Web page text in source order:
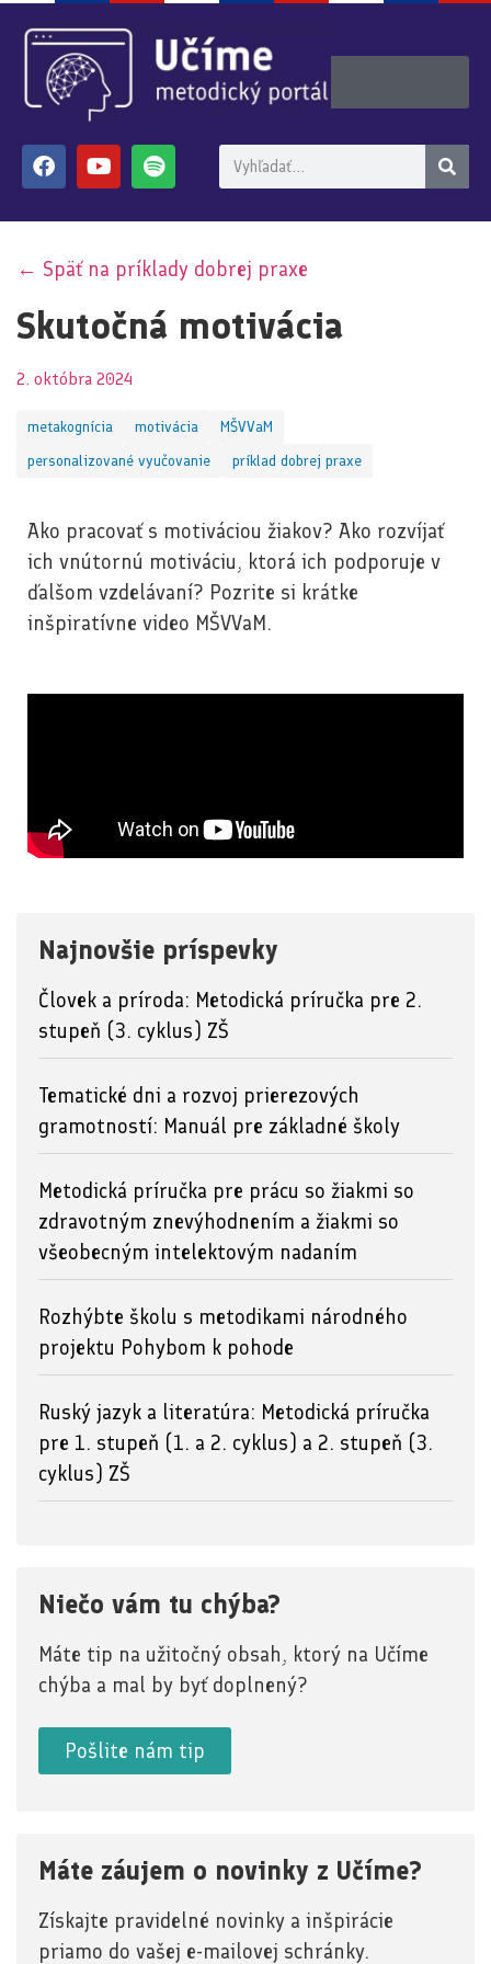
← Späť na príklady dobrej praxe
Skutočná motivácia
2. októbra 2024
metakognícia motivácia
MŠVVaM
personalizované vyučovanie
príklad dobrej praxe
Ako pracovať s motiváciou žiakov? Ako rozvíjať
ich vnútornú motiváciu, ktorá ich podporuje v
ďalšom vzdelávaní? Pozrite si krátke
inšpiratívne video MŠVVaM.
Najnovšie príspevky
Človek a príroda: Metodická príručka pre 2.
stupeň (3. cyklus) ZŠ
Tematické dni a rozvoj prierezových
gramotností: Manuál pre základné školy
Metodická príručka pre prácu so žiakmi so
zdravotným znevýhodnením a žiakmi so
všeobecným intelektovým nadaním
Rozhýbte školu s metodikami národného
projektu Pohybom k pohode
Ruský jazyk a literatúra: Metodická príručka
pre 1. stupeň (1. a 2. cyklus) a 2. stupeň (3.
cyklus) ZŠ
Niečo vám tu chýba?
Máte tip na užitočný obsah, ktorý na Učíme
chýba a mal by byť doplnený?
Pošlite nám tip
Máte záujem o novinky z Učíme?
Získajte pravidelné novinky a inšpirácie
priamo do vašej e-mailovej schránky.